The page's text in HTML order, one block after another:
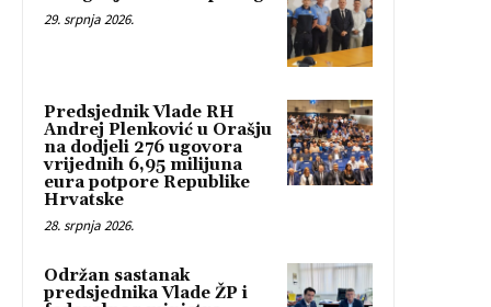
29. srpnja 2026.
Predsjednik Vlade RH
Andrej Plenković u Orašju
na dodjeli 276 ugovora
vrijednih 6,95 milijuna
eura potpore Republike
Hrvatske
28. srpnja 2026.
Održan sastanak
predsjednika Vlade ŽP i